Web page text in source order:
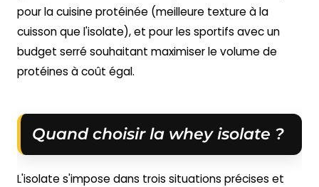
pour la cuisine protéinée (meilleure texture à la
cuisson que l'isolate), et pour les sportifs avec un
budget serré souhaitant maximiser le volume de
protéines à coût égal.
Quand choisir la whey isolate ?
L'isolate s'impose dans trois situations précises et